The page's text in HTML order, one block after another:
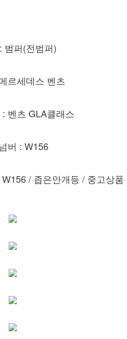
범퍼(전범퍼)
르세데스 벤츠
벤츠 GLA클래스
버 : W156
/ 좁은안개등 / 중고상품